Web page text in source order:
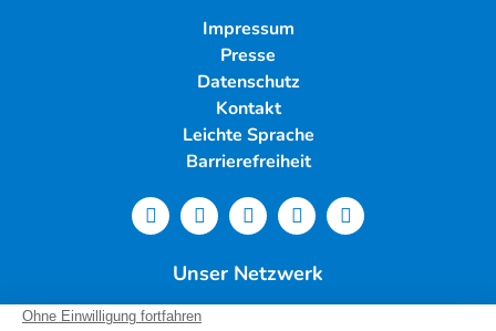
Impressum
Presse
Datenschutz
Kontakt
Leichte Sprache
Barrierefreiheit
Unser Netzwerk
Deutschland